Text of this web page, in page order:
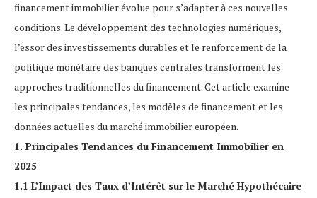
financement immobilier évolue pour s’adapter à ces nouvelles
conditions. Le développement des technologies numériques,
l’essor des investissements durables et le renforcement de la
politique monétaire des banques centrales transforment les
approches traditionnelles du financement. Cet article examine
les principales tendances, les modèles de financement et les
données actuelles du marché immobilier européen.
1. Principales Tendances du Financement Immobilier en
2025
1.1 L’Impact des Taux d’Intérêt sur le Marché Hypothécaire